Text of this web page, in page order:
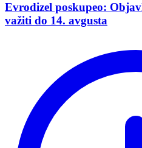
Evrodizel poskupeo:
važiti do 14. avgusta